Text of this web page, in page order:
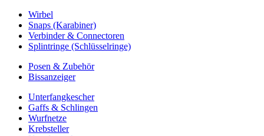
Wirbel
Snaps (Karabiner)
Verbinder & Connectoren
Splintringe (Schlüsselringe)
Posen & Zubehör
Bissanzeiger
Unterfangkescher
Gaffs & Schlingen
Wurfnetze
Krebsteller